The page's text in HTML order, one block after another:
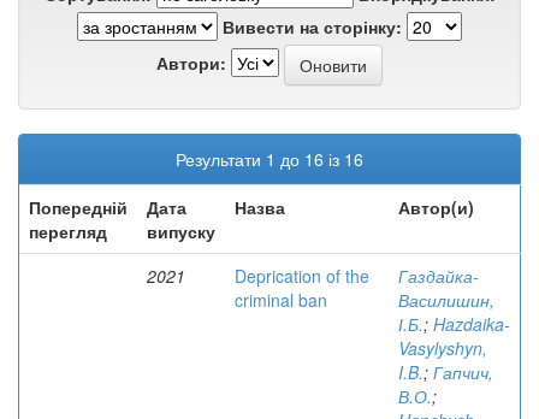
Вивести на сторінку:
Автори:
Результати 1 до 16 із 16
Попередній
перегляд
Дата
випуску
Назва Автор(и)
2021
Deprication of the
criminal ban
Газдайка-
Василишин,
І.Б.; Hazdaika-
Vasylyshyn,
I.B.; Гапчич,
В.О.;